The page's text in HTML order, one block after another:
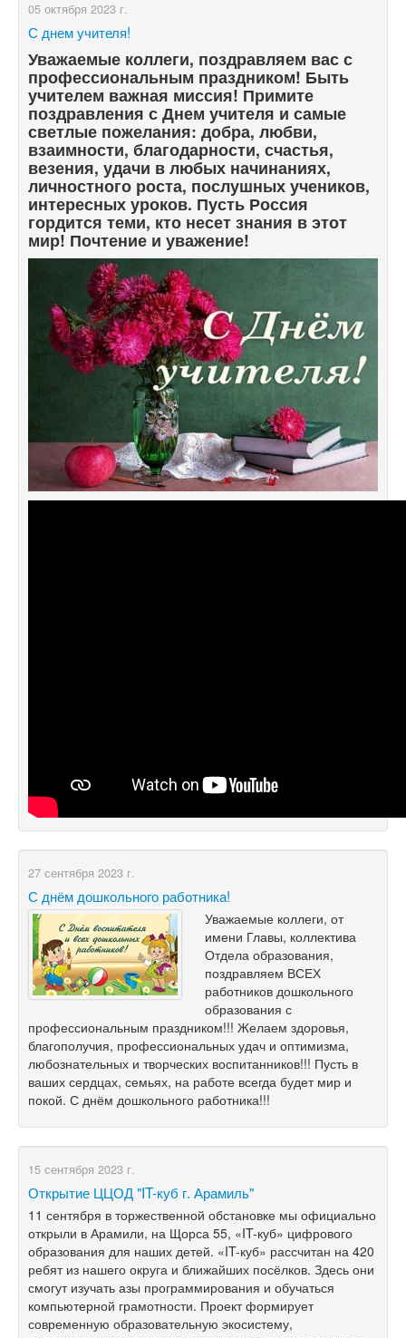
05 октября 2023 г.
С днем учителя!
Уважаемые коллеги, поздравляем вас с
профессиональным праздником! Быть
учителем важная миссия! Примите
поздравления с Днем учителя и самые
светлые пожелания: добра, любви,
взаимности, благодарности, счастья,
везения, удачи в любых начинаниях,
личностного роста, послушных учеников,
интересных уроков. Пусть Россия
гордится теми, кто несет знания в этот
мир! Почтение и уважение!
27 сентября 2023 г.
С днём дошкольного работника!
Уважаемые коллеги, от
имени Главы, коллектива
Отдела образования,
поздравляем ВСЕХ
работников дошкольного
образования с
профессиональным праздником!!! Желаем здоровья,
благополучия, профессиональных удач и оптимизма,
любознательных и творческих воспитанников!!! Пусть в
ваших сердцах, семьях, на работе всегда будет мир и
покой. С днём дошкольного работника!!!
15 сентября 2023 г.
Открытие ЦЦОД "IT-куб г. Арамиль"
11 сентября в торжественной обстановке мы официально
открыли в Арамили, на Щорса 55, «IT-куб» цифрового
образования для наших детей. «IT-куб» рассчитан на 420
ребят из нашего округа и ближайших посёлков. Здесь они
смогут изучать азы программирования и обучаться
компьютерной грамотности. Проект формирует
современную образовательную экосистему,